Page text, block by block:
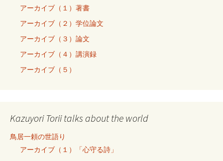
アーカイブ（１）著書
アーカイブ（２）学位論文
アーカイブ（３）論文
アーカイブ（４）講演録
アーカイブ（５）
Kazuyori Torii talks about the world
鳥居一頼の世語り
アーカイブ（１）「心守る詩」